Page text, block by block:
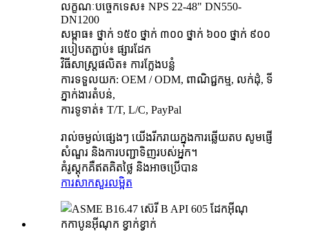
លក្ខណៈបច្ចេកទេស៖ NPS 22-48" DN550-
DN1200
សម្ពាធ៖ ថ្នាក់ ១៥០ ថ្នាក់ ៣០០ ថ្នាក់ ៦០០ ថ្នាក់ ៩០០
របៀបតភ្ជាប់៖ ផ្សារដែក
វិធីសាស្រ្តផលិត៖ ការក្លែងបន្លំ
ការទទួលយក: OEM / ODM, ពាណិជ្ជកម្ម, លក់ដុំ, ទី
ភ្នាក់ងារតំបន់,
ការទូទាត់៖ T/T, L/C, PayPal
រាល់ចម្ងល់ផ្សេងៗ យើងរីករាយក្នុងការឆ្លើយតប សូមផ្ញើ
សំណួរ និងការបញ្ជាទិញរបស់អ្នក។
គំរូស្តុកគឺឥតគិតថ្លៃ និងអាចប្រើបាន
ការសាកសួរលម្អិត